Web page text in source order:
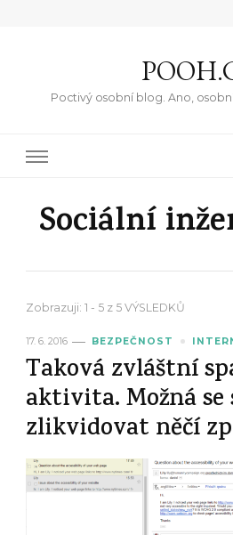
Poctivý osobní blog. Ano,
Sociální
Zobrazuji: 1 - 5 z 5 VÝSLEDKŮ
17. 6. 2016 BEZPEČNOST
Taková zvláštní
aktivita. Možná se
zlikvidovat něčí